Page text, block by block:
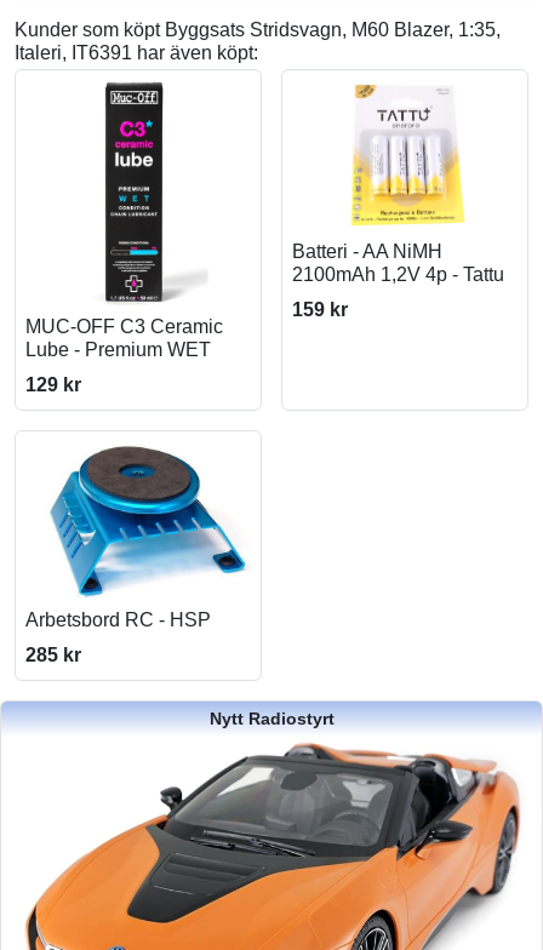
Kunder som köpt Byggsats Stridsvagn, M60 Blazer, 1:35,
Italeri, IT6391 har även köpt:
MUC-OFF C3 Ceramic
Lube - Premium WET
129 kr
Batteri - AA NiMH
2100mAh 1,2V 4p - Tattu
159 kr
Arbetsbord RC - HSP
285 kr
Nytt Radiostyrt